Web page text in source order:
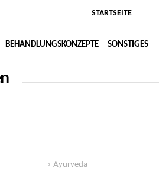
STARTSEITE
BEHANDLUNGSKONZEPTE SONSTIGES
Ayurveda